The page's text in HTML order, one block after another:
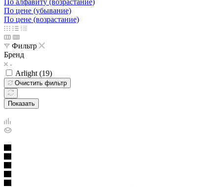
По цене (убывание)
По цене (возрастание)
Фильтр
Бренд
Arlight (19)
Очистить фильтр
Показать